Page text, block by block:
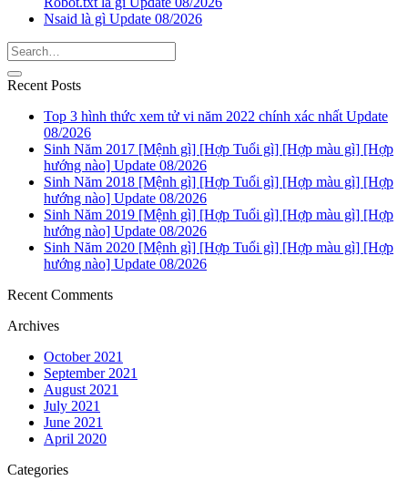
Nsaid là gì Update 08/2026
Recent Posts
Top 3 hình thức xem tử vi năm 2022 chính xác nhất Update
08/2026
Sinh Năm 2017 [Mệnh gì] [Hợp Tuổi gì] [Hợp màu gì] [Hợp
hướng nào] Update 08/2026
Sinh Năm 2018 [Mệnh gì] [Hợp Tuổi gì] [Hợp màu gì] [Hợp
hướng nào] Update 08/2026
Sinh Năm 2019 [Mệnh gì] [Hợp Tuổi gì] [Hợp màu gì] [Hợp
hướng nào] Update 08/2026
Sinh Năm 2020 [Mệnh gì] [Hợp Tuổi gì] [Hợp màu gì] [Hợp
hướng nào] Update 08/2026
Recent Comments
Archives
October 2021
September 2021
August 2021
July 2021
June 2021
April 2020
Categories